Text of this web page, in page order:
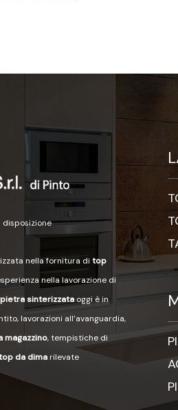
nella fornitura di top
nella lavorazione di
sinterizzata oggi è in
lavorazioni all’avanguardia,
magazzino, tempistiche di
da dima rilevate